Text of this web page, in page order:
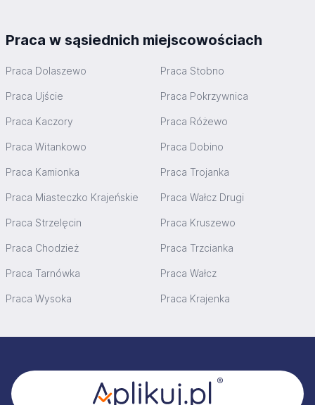
Praca w sąsiednich miejscowościach
Praca Dolaszewo Praca Stobno
Praca Ujście Praca Pokrzywnica
Praca Kaczory Praca Różewo
Praca Witankowo Praca Dobino
Praca Kamionka Praca Trojanka
Praca Miasteczko Krajeńskie Praca Wałcz Drugi
Praca Strzelęcin Praca Kruszewo
Praca Chodzież Praca Trzcianka
Praca Tarnówka Praca Wałcz
Praca Wysoka Praca Krajenka